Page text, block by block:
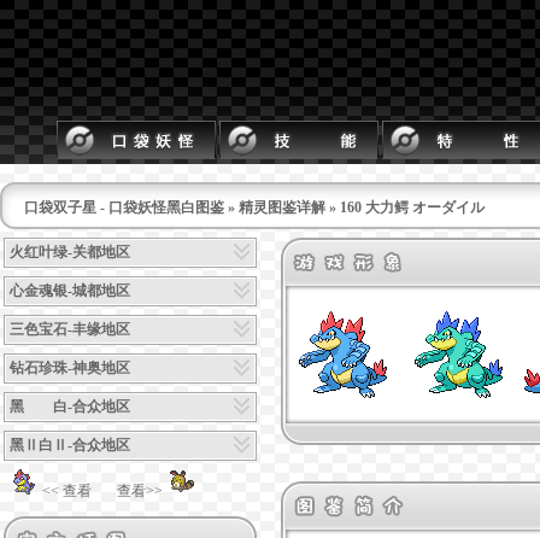
口袋双子星 - 口袋妖怪黑白图鉴 » 精灵图鉴详解 » 160 大力鳄 オーダイル
火红叶绿-关都地区
心金魂银-城都地区
三色宝石-丰缘地区
钻石珍珠-神奥地区
黑 白-合众地区
黑Ⅱ白Ⅱ-合众地区
<< 查看 查看>>